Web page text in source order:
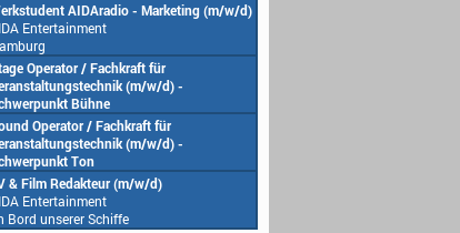
AIDAradio - Marketing (m/w/d)
Entertainment
Operator / Fachkraft für
(m/w/d) -
Bühne
Entertainment
Bord unserer Schiffe
Operator / Fachkraft für
(m/w/d) -
Ton
Entertainment
Bord unserer Schiffe
& Film Redakteur (m/w/d)
Entertainment
Bord unserer Schiffe